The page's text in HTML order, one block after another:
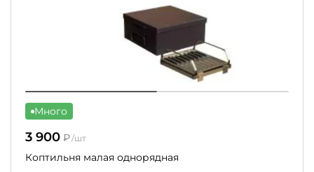
Много
3 900 ₽/шт
Коптильня малая однорядная